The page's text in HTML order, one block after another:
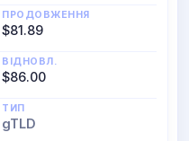
ПРОДОВЖЕННЯ
$81.89
ВІДНОВЛ.
$86.00
ТИП
gTLD